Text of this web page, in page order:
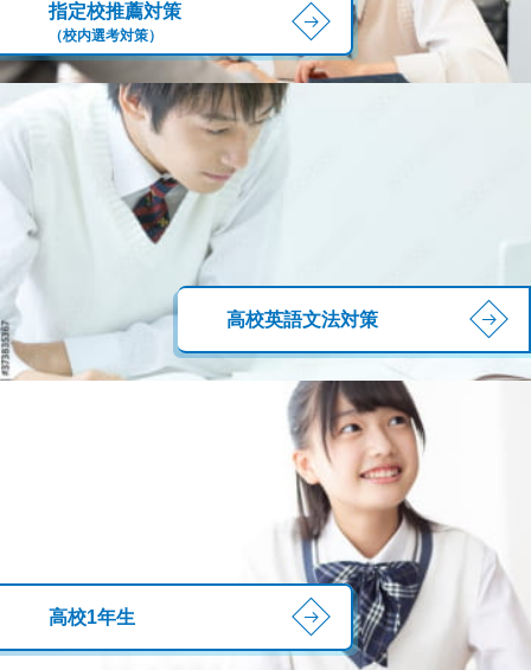
指定校推薦対策
（校内選考対策）
高校英語文法対策
高校1年生